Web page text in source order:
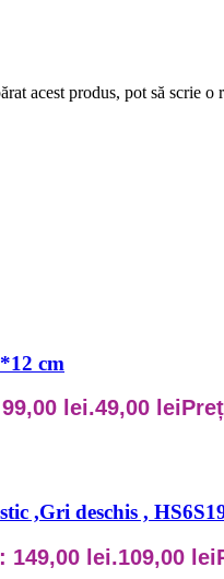
acest produs, pot să scrie o
cm
lei.49,00 lei
,Gri deschis ,
149,00 lei.109,00 lei